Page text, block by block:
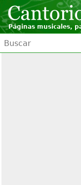
Páginas musicales,